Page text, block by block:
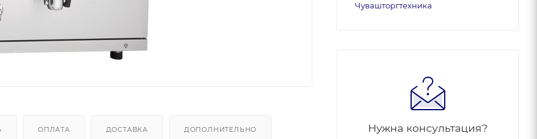
ОПЛАТА ДОСТАВКА ДОПОЛНИТЕЛЬНО
Чувашторгтехника
Нужна консультация?